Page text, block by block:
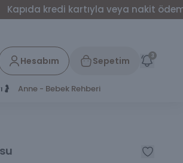
kredi kartıyla veya nakit ödeme
Hesabım Sepetim 3
Anne - Bebek Rehberi